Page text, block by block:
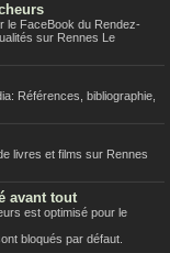
le FaceBook du Rendez-
sur Rennes Le
Références, bibliographie,
livres et films sur Rennes
avant tout
est optimisé pour le
bloqués par défaut.